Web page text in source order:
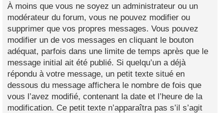
À moins que vous ne soyez un administrateur ou un
modérateur du forum, vous ne pouvez modifier ou
supprimer que vos propres messages. Vous pouvez
modifier un de vos messages en cliquant le bouton
adéquat, parfois dans une limite de temps après que le
message initial ait été publié. Si quelqu’un a déjà
répondu à votre message, un petit texte situé en
dessous du message affichera le nombre de fois que
vous l’avez modifié, contenant la date et l’heure de la
modification. Ce petit texte n’apparaîtra pas s’il s’agit